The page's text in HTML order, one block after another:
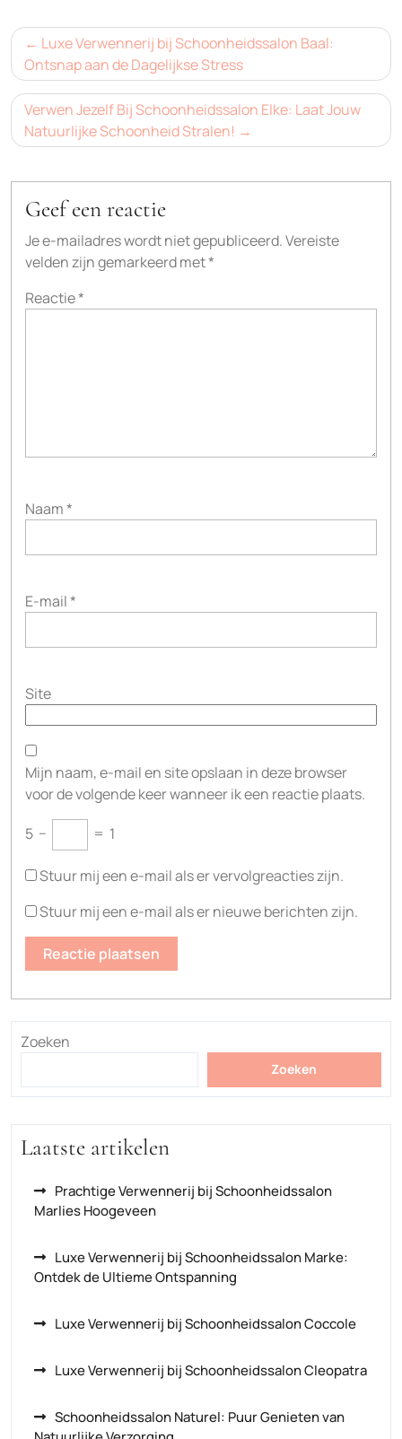
Bericht
navigatie
Luxe Verwennerij bij Schoonheidssalon Baal:
Ontsnap aan de Dagelijkse Stress
Verwen Jezelf Bij Schoonheidssalon Elke: Laat Jouw
Natuurlijke Schoonheid Stralen!
Geef een reactie
Je e-mailadres wordt niet gepubliceerd.Vereiste
velden zijn gemarkeerd met*
Reactie*
Naam*
E-mail*
Site
Mijn naam, e-mail en site opslaan in deze browser
voor de volgende keer wanneer ik een reactie plaats.
5 − = 1
Stuur mij een e-mail als er vervolgreacties zijn.
Stuur mij een e-mail als er nieuwe berichten zijn.
Zoeken
Zoeken
Laatste artikelen
Prachtige Verwennerij bij Schoonheidssalon
Marlies Hoogeveen
Luxe Verwennerij bij Schoonheidssalon Marke:
Ontdek de Ultieme Ontspanning
Luxe Verwennerij bij Schoonheidssalon Coccole
Luxe Verwennerij bij Schoonheidssalon Cleopatra
Schoonheidssalon Naturel: Puur Genieten van